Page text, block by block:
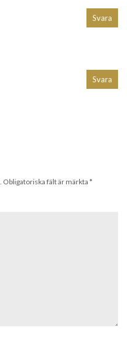
Svara
Svara
Obligatoriska fält är märkta *